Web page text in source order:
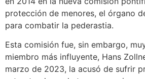
protección de menores, el órgano
para combatir la pederastia.
Esta comisión fue, sin embargo,
miembro más influyente, Hans
marzo de 2023, la acusó de sufrir